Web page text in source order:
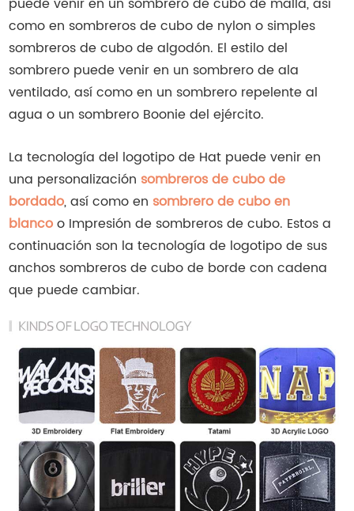
como en sombreros de cubo de nylon o simples
sombreros de cubo de algodón. El estilo del
sombrero puede venir en un sombrero de ala
ventilado, así como en un sombrero repelente al
agua o un sombrero Boonie del ejército.
La tecnología del logotipo de Hat puede venir en
una personalización sombreros de cubo de
bordado, así como en sombrero de cubo en
blancoo Impresión de sombreros de cubo. Estos a
continuación son la tecnología de logotipo de sus
anchos sombreros de cubo de borde con cadena
que puede cambiar.